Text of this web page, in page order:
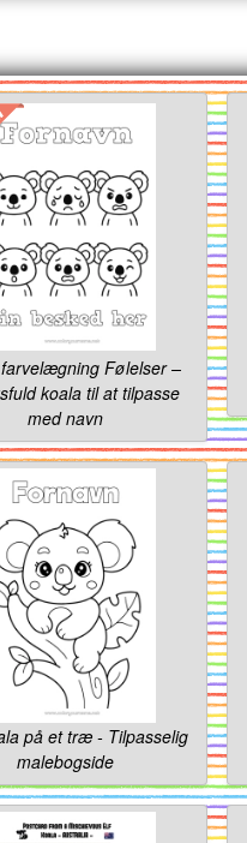
Følelser –
koala til at tilpasse
med navn
på et træ - Tilpasselig
malebogside